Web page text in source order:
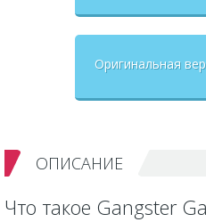
Оригинальная
ОПИСАНИЕ
Что такое Gangster